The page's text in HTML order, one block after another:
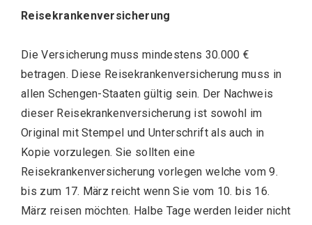
Reisekrankenversicherung
Die Versicherung muss mindestens 30.000 €
betragen. Diese Reisekrankenversicherung muss in
allen Schengen-Staaten gültig sein. Der Nachweis
dieser Reisekrankenversicherung ist sowohl im
Original mit Stempel und Unterschrift als auch in
Kopie vorzulegen. Sie sollten eine
Reisekrankenversicherung vorlegen welche vom 9.
bis zum 17. März reicht wenn Sie vom 10. bis 16.
März reisen möchten. Halbe Tage werden leider nicht